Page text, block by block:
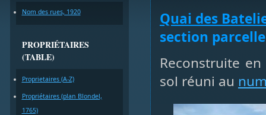
Nom des rues, 1920
PROPRIÉTAIRES
(TABLE)
Proprietaires (A-Z)
Propriétaires (plan Blondel,
1765)
Quai des
section
Reconstruite
sol réuni au